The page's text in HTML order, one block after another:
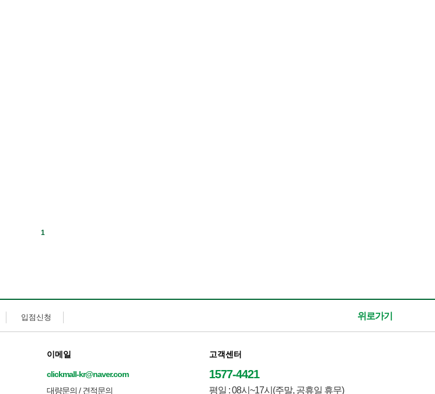
1
입점신청 위로가기
이메일
clickmall-kr@naver.com
대량문의 / 견적문의
고객센터
1577-4421
평일 : 08시~17시(주말, 공휴일 휴무)